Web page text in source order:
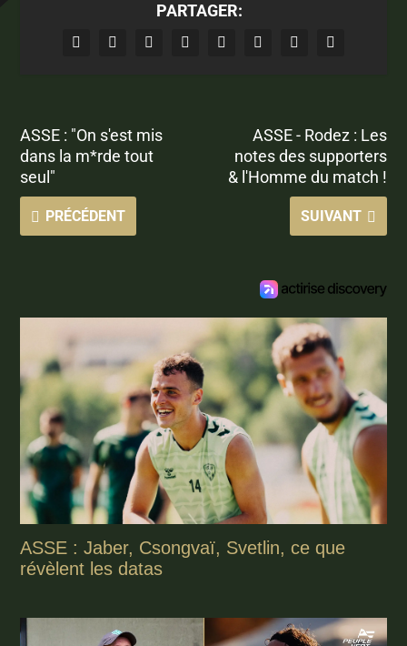
PARTAGER:
ASSE : "On s'est mis
dans la m*rde tout
seul"
PRÉCÉDENT
ASSE - Rodez : Les
notes des supporters
& l'Homme du match !
SUIVANT
ASSE : Jaber, Csongvaï, Svetlin, ce que
révèlent les datas